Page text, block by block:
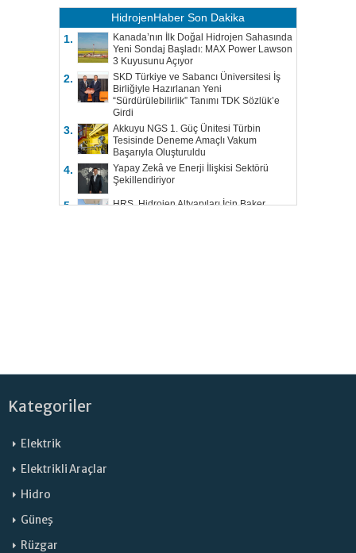
HidrojenHaber Son Dakika
1.
Kanada’nın İlk Doğal Hidrojen Sahasında
Yeni Sondaj Başladı: MAX Power Lawson
3 Kuyusunu Açıyor
2.
SKD Türkiye ve Sabancı Üniversitesi İş
Birliğiyle Hazırlanan Yeni
“Sürdürülebilirlik” Tanımı TDK Sözlük’e
Girdi
3.
Akkuyu NGS 1. Güç Ünitesi Türbin
Tesisinde Deneme Amaçlı Vakum
Başarıyla Oluşturuldu
4.
Yapay Zekâ ve Enerji İlişkisi Sektörü
Şekillendiriyor
5.
HRS, Hidrojen Altyapıları İçin Baker
Kategoriler
Elektrik
Elektrikli Araçlar
Hidro
Güneş
Rüzgar